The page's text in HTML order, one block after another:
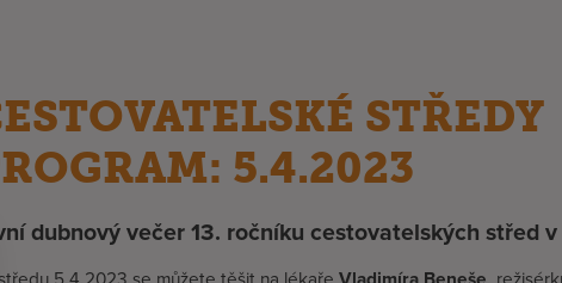
STŘEDY
5.4.2023
dubnový večer 13. ročníku cestovatelských střed